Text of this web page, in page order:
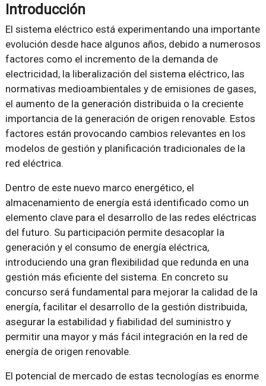
Introducción
El sistema eléctrico está experimentando una importante
evolución desde hace algunos años, debido a numerosos
factores como el incremento de la demanda de
electricidad, la liberalización del sistema eléctrico, las
normativas medioambientales y de emisiones de gases,
el aumento de la generación distribuida o la creciente
importancia de la generación de origen renovable. Estos
factores están provocando cambios relevantes en los
modelos de gestión y planificación tradicionales de la
red eléctrica.
Dentro de este nuevo marco energético, el
almacenamiento de energía está identificado como un
elemento clave para el desarrollo de las redes eléctricas
del futuro. Su participación permite desacoplar la
generación y el consumo de energía eléctrica,
introduciendo una gran flexibilidad que redunda en una
gestión más eficiente del sistema. En concreto su
concurso será fundamental para mejorar la calidad de la
energía, facilitar el desarrollo de la gestión distribuida,
asegurar la estabilidad y fiabilidad del suministro y
permitir una mayor y más fácil integración en la red de
energía de origen renovable.
El potencial de mercado de estas tecnologías es enorme